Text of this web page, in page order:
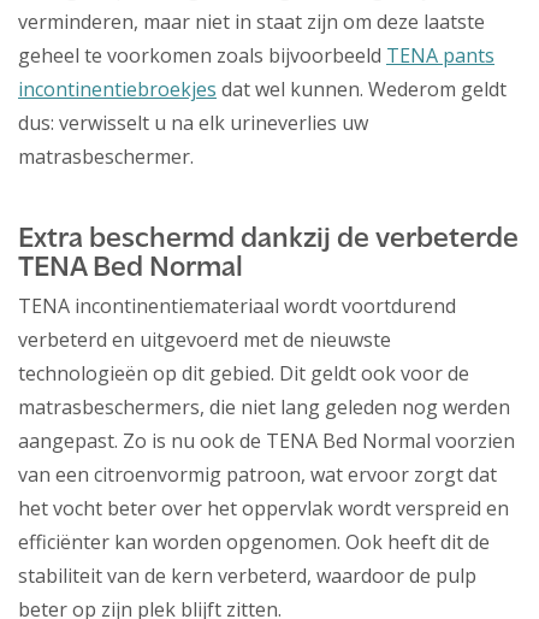
verminderen, maar niet in staat zijn om deze laatste
geheel te voorkomen zoals bijvoorbeeld TENA pants
incontinentiebroekjes dat wel kunnen. Wederom geldt
dus: verwisselt u na elk urineverlies uw
matrasbeschermer.
Extra beschermd dankzij de verbeterde
TENA Bed Normal
TENA incontinentiemateriaal wordt voortdurend
verbeterd en uitgevoerd met de nieuwste
technologieën op dit gebied. Dit geldt ook voor de
matrasbeschermers, die niet lang geleden nog werden
aangepast. Zo is nu ook de TENA Bed Normal voorzien
van een citroenvormig patroon, wat ervoor zorgt dat
het vocht beter over het oppervlak wordt verspreid en
efficiënter kan worden opgenomen. Ook heeft dit de
stabiliteit van de kern verbeterd, waardoor de pulp
beter op zijn plek blijft zitten.